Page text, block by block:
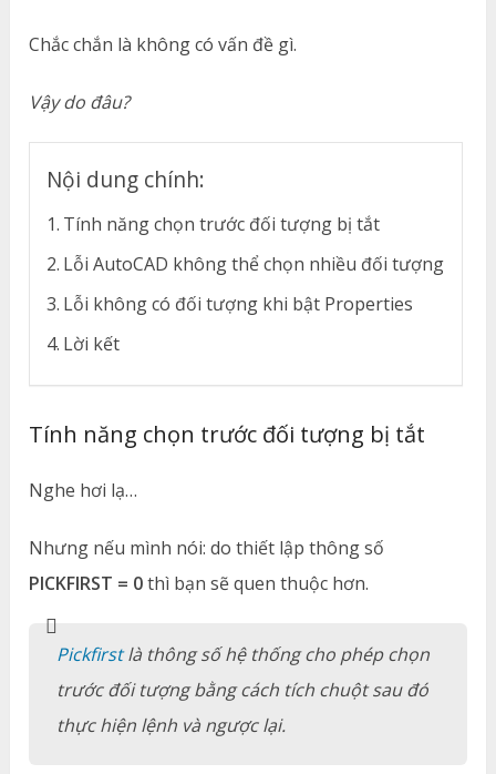
Chắc chắn là không có vấn đề gì.
Vậy do đâu?
Nội dung chính:
Tính năng chọn trước đối tượng bị tắt
Lỗi AutoCAD không thể chọn nhiều đối tượng
Lỗi không có đối tượng khi bật Properties
Lời kết
Tính năng chọn trước đối tượng bị tắt
Nghe hơi lạ…
Nhưng nếu mình nói: do thiết lập thông số
PICKFIRST = 0thì bạn sẽ quen thuộc hơn.
Pickfirstlà thông số hệ thống cho phép chọn
trước đối tượng bằng cách tích chuột sau đó
thực hiện lệnh và ngược lại.